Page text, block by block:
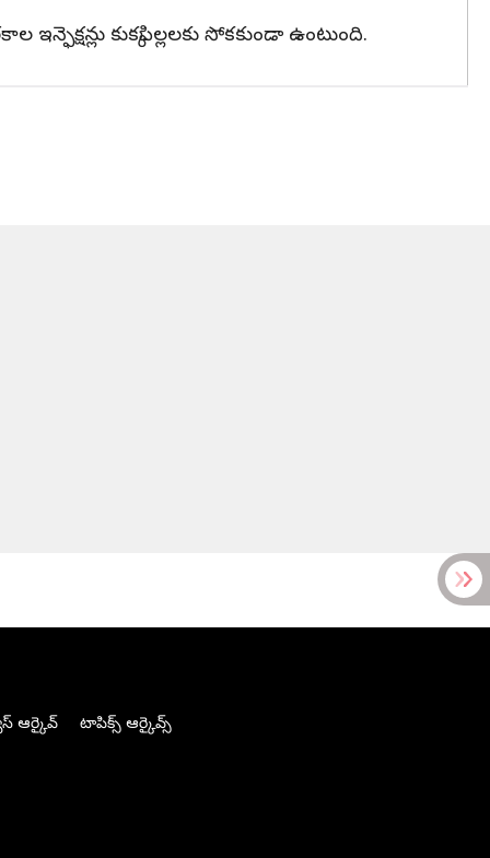
కుక్కపిల్లలకు సోకకుండా ఉంటుంది.
ఆర్కైవ్ టాపిక్స్ ఆర్కైవ్స్